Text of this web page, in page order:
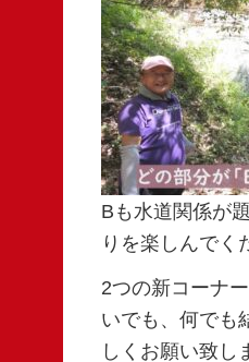
Bも水道関係が
りを楽しんでく
2つの新コーナ
いでも、何でも
しくお願い致し